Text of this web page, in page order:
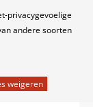
privacygevoelige
andere soorten